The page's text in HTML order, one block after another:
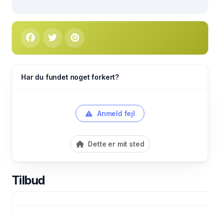
Har du fundet noget forkert?
Anmeld fejl
Dette er mit sted
Tilbud